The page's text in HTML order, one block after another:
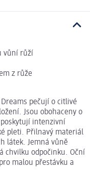
vůní růží
z růže
pečují o citlivé
Jsou obohaceny o
intenzivní
pleti. Přilnavý materiál
látek. Jemná vůně
chvilku odpočinku. Oční
malou přestávku a